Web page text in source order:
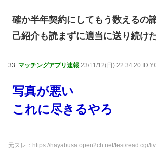
確か半年契約にしてもう数えるの
己紹介も読まずに適当に送り続け
33: マッチングアプリ速報 23/11/12(日) 22:34:20
写真が悪い
これに尽きるやろ
元スレ：https://hayabusa.open2ch.net/test/read.cgi/